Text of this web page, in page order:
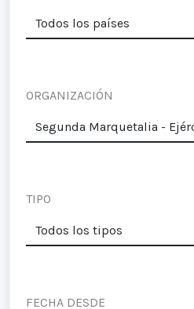
ORGANIZACIÓN
TIPO
FECHA DESDE